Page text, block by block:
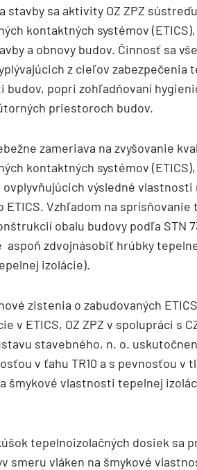
stavby sa aktivity OZ ZPZ
kontaktných systémov
a obnovy budov. Činnosť sa
z cieľov zabezpečenia
budov, popri zohľadňovaní
priestoroch budov.
zameriava na zvyšovanie
kontaktných systémov
výsledné vlastnosti
ETICS. Vzhľadom na
obalu budovy podľa STN
aspoň zdvojnásobiť hrúbky
izolácie).
zistenia o zabudovaných
v ETICS, OZ ZPZ v spolupráci s
stavebného, n. o.
v ťahu TR10 a s pevnosťou v
šmykové vlastnosti tepelnej
tepelnoizolačných dosiek sa
smeru vláken na šmykové